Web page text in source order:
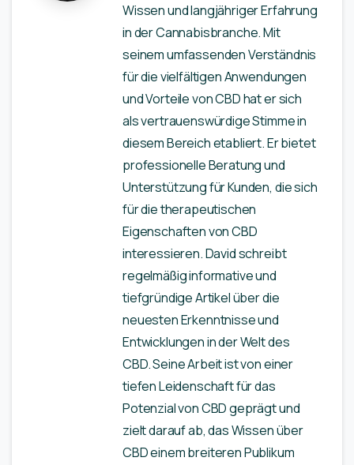
Wissen und langjähriger Erfahrung
in der Cannabisbranche. Mit
seinem umfassenden Verständnis
für die vielfältigen Anwendungen
und Vorteile von CBD hat er sich
als vertrauenswürdige Stimme in
diesem Bereich etabliert. Er bietet
professionelle Beratung und
Unterstützung für Kunden, die sich
für die therapeutischen
Eigenschaften von CBD
interessieren. David schreibt
regelmäßig informative und
tiefgründige Artikel über die
neuesten Erkenntnisse und
Entwicklungen in der Welt des
CBD. Seine Arbeit ist von einer
tiefen Leidenschaft für das
Potenzial von CBD geprägt und
zielt darauf ab, das Wissen über
CBD einem breiteren Publikum